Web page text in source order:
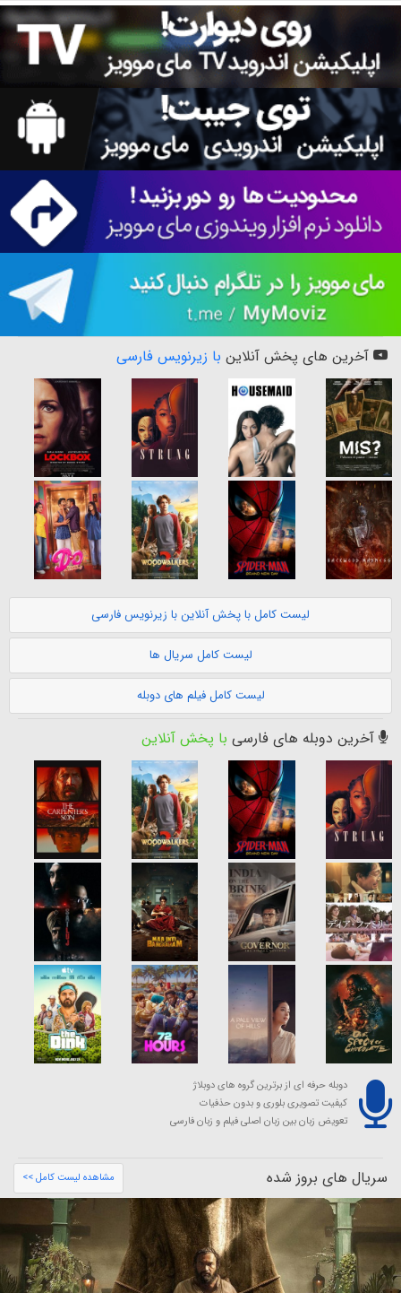
آخرین های پخش آنلاین با زیرنویس فارسی
لیست کامل با پخش آنلاین با زیرنویس فارسی
لیست کامل سریال ها
لیست کامل فیلم های دوبله
آخرین دوبله های فارسی با پخش آنلاین
دوبله حرفه ای از برترین گروه های دوبلاژ
کیفیت تصویری بلوری و بدون حذفیات
تعویض زبان بین زبان اصلی فیلم و زبان فارسی
سریال های بروز شده مشاهده لیست کامل >>